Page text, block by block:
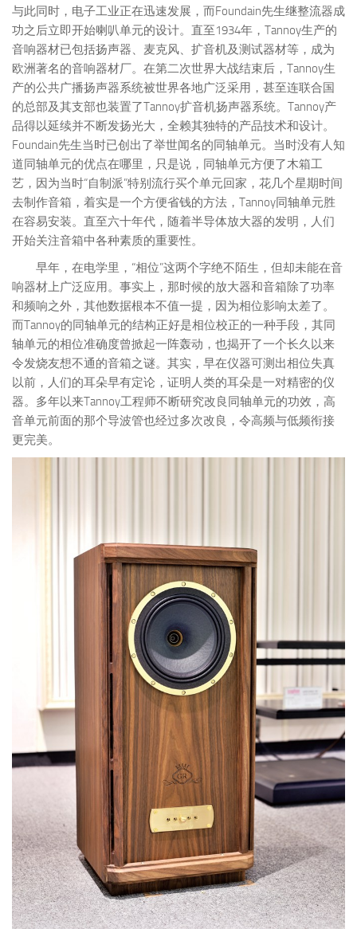
与此同时，电子工业正在迅速发展，而Foundain先生继整流器成
功之后立即开始喇叭单元的设计。直至1934年，Tannoy生产的
音响器材已包括扬声器、麦克风、扩音机及测试器材等，成为
欧洲著名的音响器材厂。在第二次世界大战结束后，Tannoy生
产的公共广播扬声器系统被世界各地广泛采用，甚至连联合国
的总部及其支部也装置了Tannoy扩音机扬声器系统。Tannoy产
品得以延续并不断发扬光大，全赖其独特的产品技术和设计。
Foundain先生当时已创出了举世闻名的同轴单元。当时没有人知
道同轴单元的优点在哪里，只是说，同轴单元方便了木箱工
艺，因为当时“自制派”特别流行买个单元回家，花几个星期时间
去制作音箱，着实是一个方便省钱的方法，Tannoy同轴单元胜
在容易安装。直至六十年代，随着半导体放大器的发明，人们
开始关注音箱中各种素质的重要性。
早年，在电学里，“相位”这两个字绝不陌生，但却未能在音
响器材上广泛应用。事实上，那时候的放大器和音箱除了功率
和频响之外，其他数据根本不值一提，因为相位影响太差了。
而Tannoy的同轴单元的结构正好是相位校正的一种手段，其同
轴单元的相位准确度曾掀起一阵轰动，也揭开了一个长久以来
令发烧友想不通的音箱之谜。其实，早在仪器可测出相位失真
以前，人们的耳朵早有定论，证明人类的耳朵是一对精密的仪
器。多年以来Tannoy工程师不断研究改良同轴单元的功效，高
音单元前面的那个导波管也经过多次改良，令高频与低频衔接
更完美。